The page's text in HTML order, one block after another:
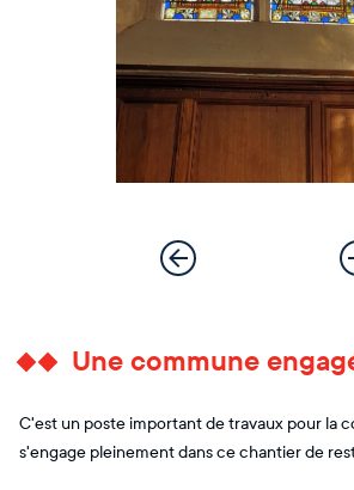
Une commune
C'est un poste important de travaux pour la
s'engage pleinement dans ce chantier de